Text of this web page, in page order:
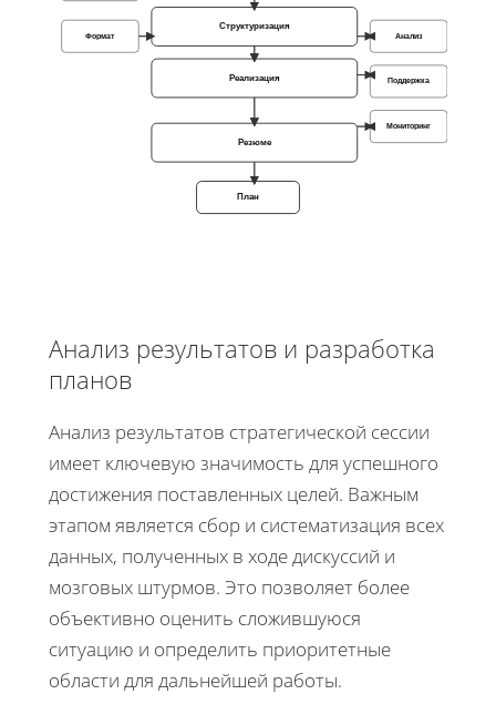
Структуризация
Реализация
Резюме
План
Формат Анализ
Поддержка
Мониторинг
Анализ результатов и разработка
планов
Анализ результатов стратегической сессии
имеет ключевую значимость для успешного
достижения поставленных целей. Важным
этапом является сбор и систематизация всех
данных, полученных в ходе дискуссий и
мозговых штурмов. Это позволяет более
объективно оценить сложившуюся
ситуацию и определить приоритетные
области для дальнейшей работы.